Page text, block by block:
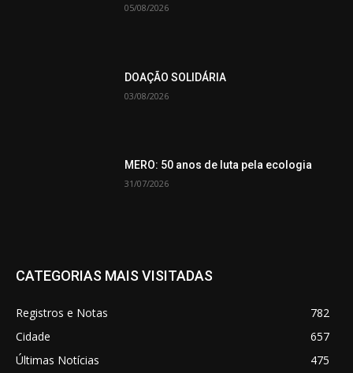
05/08/2026
DOAÇÃO SOLIDÁRIA
03/08/2026
MERO: 50 anos de luta pela ecologia
31/07/2026
CATEGORIAS MAIS VISITADAS
Registros e Notas
782
Cidade
657
Últimas Notícias
475